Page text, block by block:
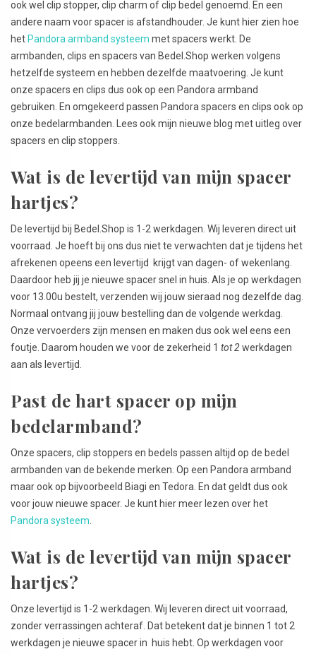
ook wel clip stopper, clip charm of clip bedel genoemd. En een
andere naam voor spacer is afstandhouder. Je kunt hier zien hoe
het Pandora armband systeem met spacers werkt. De
armbanden, clips en spacers van Bedel.Shop werken volgens
hetzelfde systeem en hebben dezelfde maatvoering. Je kunt
onze spacers en clips dus ook op een Pandora armband
gebruiken. En omgekeerd passen Pandora spacers en clips ook op
onze bedelarmbanden. Lees ook mijn nieuwe blog met uitleg over
spacers en clip stoppers.
Wat is de levertijd van mijn spacer
hartjes?
De levertijd bij Bedel.Shop is 1-2 werkdagen. Wij leveren direct uit
voorraad. Je hoeft bij ons dus niet te verwachten dat je tijdens het
afrekenen opeens een levertijd krijgt van dagen- of wekenlang.
Daardoor heb jij je nieuwe spacer snel in huis. Als je op werkdagen
voor 13.00u bestelt, verzenden wij jouw sieraad nog dezelfde dag.
Normaal ontvang jij jouw bestelling dan de volgende werkdag.
Onze vervoerders zijn mensen en maken dus ook wel eens een
foutje. Daarom houden we voor de zekerheid 1 tot 2werkdagen
aan als levertijd.
Past de hart spacer op mijn
bedelarmband?
Onze spacers, clip stoppers en bedels passen altijd op de bedel
armbanden van de bekende merken. Op een Pandora armband
maar ook op bijvoorbeeld Biagi en Tedora. En dat geldt dus ook
voor jouw nieuwe spacer. Je kunt hier meer lezen over het
Pandora systeem
Wat is de levertijd van mijn spacer
hartjes?
Onze levertijd is 1-2 werkdagen. Wij leveren direct uit voorraad,
zonder verrassingen achteraf. Dat betekent dat je binnen 1 tot 2
werkdagen je nieuwe spacer in huis hebt. Op werkdagen voor